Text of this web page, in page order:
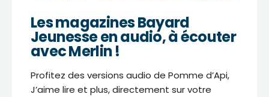
Les magazines Bayard
Jeunesse en audio, à écouter
avec Merlin !
Profitez des versions audio de Pomme d’Api,
J’aime lire et plus, directement sur votre